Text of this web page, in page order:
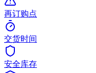
再订购点
交货时间
安全库存